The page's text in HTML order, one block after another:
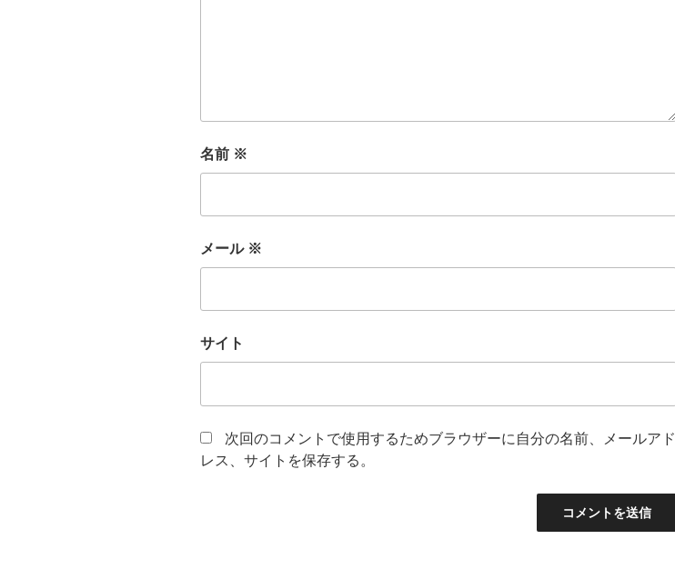
名前 ※
メール ※
サイト
次回のコメントで使用するためブラウザーに自分の名前、メールアド
レス、サイトを保存する。